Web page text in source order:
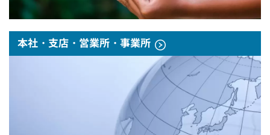
本社・支店・営業所・事業所